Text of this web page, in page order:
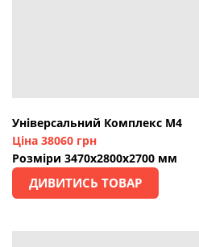
Універсальний Комплекс М4
Ціна 38060 грн
Розміри 3470х2800х2700 мм
ДИВИТИСЬ ТОВАР